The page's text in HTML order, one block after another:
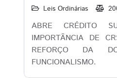
Leis Ordinárias
ABRE CRÉDITO
IMPORTÂNCIA DE
REFORÇO DA
FUNCIONALISMO.